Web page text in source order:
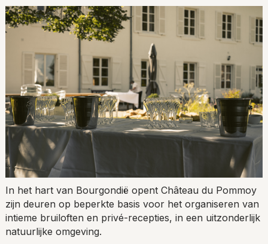
In het hart van Bourgondië opent Château du Pommoy
zijn deuren op beperkte basis voor het organiseren van
intieme bruiloften en privé-recepties, in een uitzonderlijk
natuurlijke omgeving.